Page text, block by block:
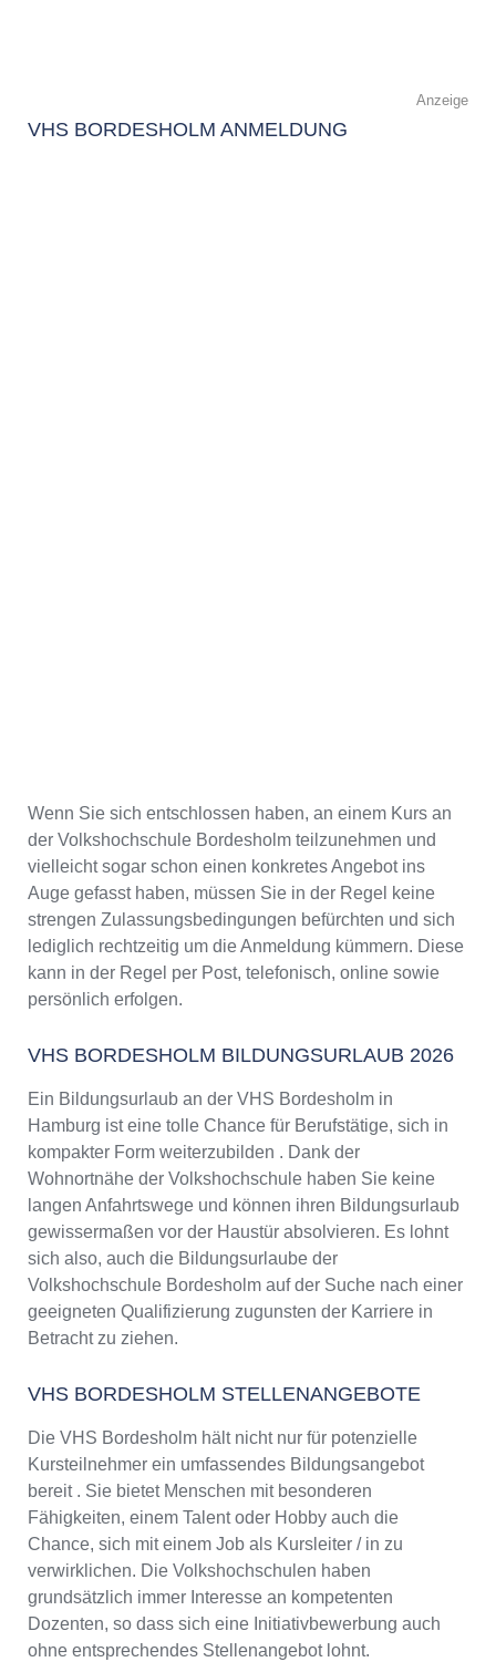
Anzeige
VHS BORDESHOLM ANMELDUNG
Wenn Sie sich entschlossen haben, an einem Kurs an
der Volkshochschule Bordesholm teilzunehmen und
vielleicht sogar schon einen konkretes Angebot ins
Auge gefasst haben, müssen Sie in der Regel keine
strengen Zulassungsbedingungen befürchten und sich
lediglich rechtzeitig um die Anmeldung kümmern. Diese
kann in der Regel per Post, telefonisch, online sowie
persönlich erfolgen.
VHS BORDESHOLM BILDUNGSURLAUB 2026
Ein Bildungsurlaub an der VHS Bordesholm in
Hamburg ist eine tolle Chance für Berufstätige, sich in
kompakter Form weiterzubilden . Dank der
Wohnortnähe der Volkshochschule haben Sie keine
langen Anfahrtswege und können ihren Bildungsurlaub
gewissermaßen vor der Haustür absolvieren. Es lohnt
sich also, auch die Bildungsurlaube der
Volkshochschule Bordesholm auf der Suche nach einer
geeigneten Qualifizierung zugunsten der Karriere in
Betracht zu ziehen.
VHS BORDESHOLM STELLENANGEBOTE
Die VHS Bordesholm hält nicht nur für potenzielle
Kursteilnehmer ein umfassendes Bildungsangebot
bereit . Sie bietet Menschen mit besonderen
Fähigkeiten, einem Talent oder Hobby auch die
Chance, sich mit einem Job als Kursleiter / in zu
verwirklichen. Die Volkshochschulen haben
grundsätzlich immer Interesse an kompetenten
Dozenten, so dass sich eine Initiativbewerbung auch
ohne entsprechendes Stellenangebot lohnt.